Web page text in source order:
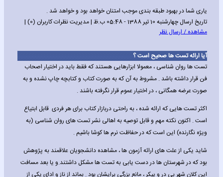
یاری شما در بهبود طبقه بندی موجب امتنان خواهد بود و خواهد شد .
تاریخ ارسال چهارشنبه 10 تیر 1388 - 05:48 ب.ظ | مدیریت نظرات کاربران (0) |
مشاهده / ارسال نظر
آیا ارائه تست ها صحیح است ؟
تست ها روان شناسی ، معمولا ابزارهایی هستند که فقط باید در اختیار اصحاب
فن قرار داشته باشد . مشروط به آن که به صورت کتاب و کتابچه چاپ نشده و به
صورت عرضه همگانی ، در اختیار عموم قرار نگرفته باشند .
اکثر تست هایی که ارائه شده ، به راحتی دربازار کتاب برای هر فردی قابل ابتیاع
است . اکنون نکته مهم و قابل توصیه به اهالی نشر تست های روان شناسی (به
ویژه نگارنده) این است که در حفاظت نرم ها کوشا باشیم .
شاید یکی از علت های ارائه آزمون ها ، مشاهده دانشجویان علاقمند به پژوهش
بود که در شهرستان ها در دست یابی به تست ها مشکل داشتند.و یا بعد مسافت
این کلان شهر بی در و پیکر ، مانع بزرگی برایشان بود . بماند از ناز و ادای یکی از